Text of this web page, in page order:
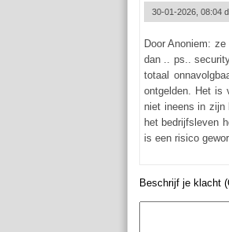
30-01-2026, 08:04
Door Anoniem:
dan .. ps..
totaal
ontgelden. Het is
niet ineens in zijn
het bedrijfsleven
is een risico
Beschrijf je klacht